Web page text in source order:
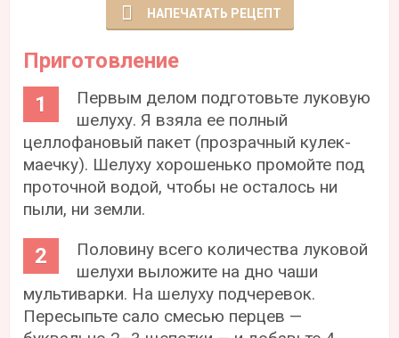
НАПЕЧАТАТЬ РЕЦЕПТ
Приготовление
Первым делом подготовьте луковую
шелуху. Я взяла ее полный
целлофановый пакет (прозрачный кулек-
маечку). Шелуху хорошенько промойте под
проточной водой, чтобы не осталось ни
пыли, ни земли.
Половину всего количества луковой
шелухи выложите на дно чаши
мультиварки. На шелуху подчеревок.
Пересыпьте сало смесью перцев —